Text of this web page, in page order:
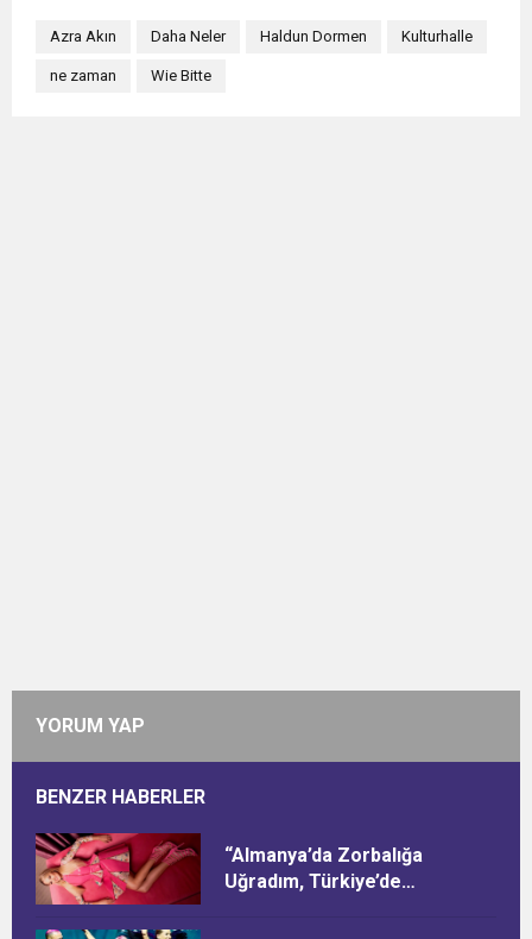
Azra Akın Daha Neler Haldun Dormen Kulturhalle
ne zaman Wie Bitte
YORUM YAP
BENZER HABERLER
“Almanya’da Zorbalığa
Uğradım, Türkiye’de